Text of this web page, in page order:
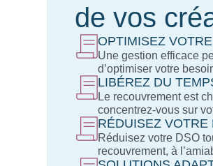
de vos
OPTIMISEZ
Une gestion efficace
d’optimiser votre
LIBÉREZ DU
Le recouvrement est
concentrez-vous sur
RÉDUISEZ VOTRE
Réduisez votre DSO
recouvrement, à